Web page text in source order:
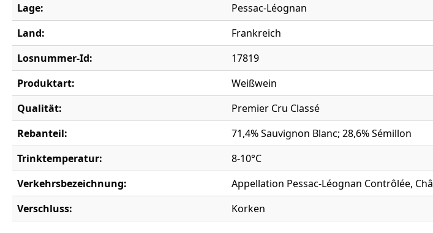
Lage:
Pessac-Léognan
Land:
Frankreich
Losnummer-Id:
17819
Produktart:
Weißwein
Qualität:
Premier Cru Classé
Rebanteil:
71,4% Sauvignon Blanc; 28,6% Sémillon
Trinktemperatur:
8-10°C
Verkehrsbezeichnung:
Appellation Pessac-Léognan Contrôlée,
Verschluss:
Korken